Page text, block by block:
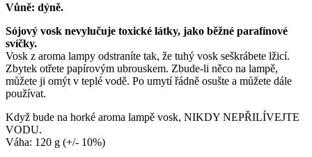
Vůně: dýně.
Sójový vosk nevylučuje toxické látky, jako běžné parafínové
svíčky.
Vosk z aroma lampy odstraníte tak, že tuhý vosk seškrábete lžicí.
Zbytek otřete papírovým ubrouskem. Zbude-li něco na lampě,
můžete ji omýt v teplé vodě. Po umytí řádně osušte a můžete dále
používat.
Když bude na horké aroma lampě vosk, NIKDY NEPŘILÍVEJTE
VODU.
Váha: 120 g (+/- 10%)